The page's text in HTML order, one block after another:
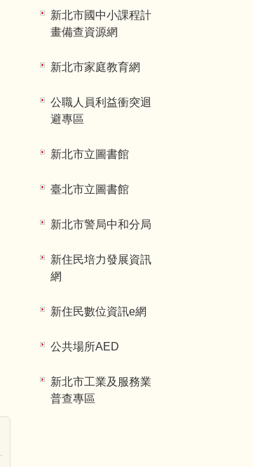
新北市國中小課程計
畫備查資源網
新北市家庭教育網
公職人員利益衝突迴
避專區
新北市立圖書館
臺北市立圖書館
新北市警局中和分局
新住民培力發展資訊
網
新住民數位資訊e網
公共場所AED
新北市工業及服務業
普查專區